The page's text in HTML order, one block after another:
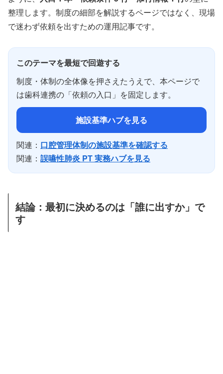
整理します。制度の細部を解説するページではなく、現場
で迷わず依頼を出すための運用記事です。
このテーマを最短で回遊する
制度・体制の全体像を押さえたうえで、本ページで
は歯科連携の「依頼の入口」を固定します。
施設基準ハブを見る
関連： 口腔管理体制の施設基準を確認する
関連： 誤嚥性肺炎 PT 実務ハブを見る
結論：最初に決めるのは「誰に出すか」で
す